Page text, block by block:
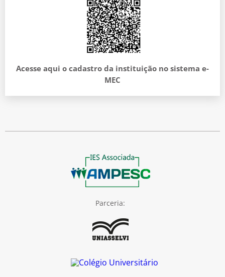
Acesse aqui o cadastro da instituição no sistema e-
MEC
Parceria: